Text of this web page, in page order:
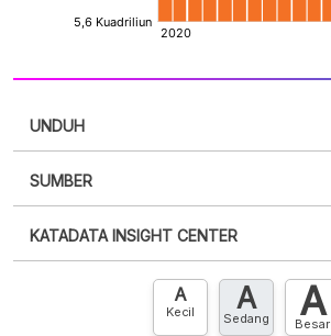
UNDUH
XLS
SUMBER
punya akun?Silakan Daftar sekarang
KATADATA INSIGHT CENTER
Hubungi sekarang »
A
Kecil A
Sedang A
Besar